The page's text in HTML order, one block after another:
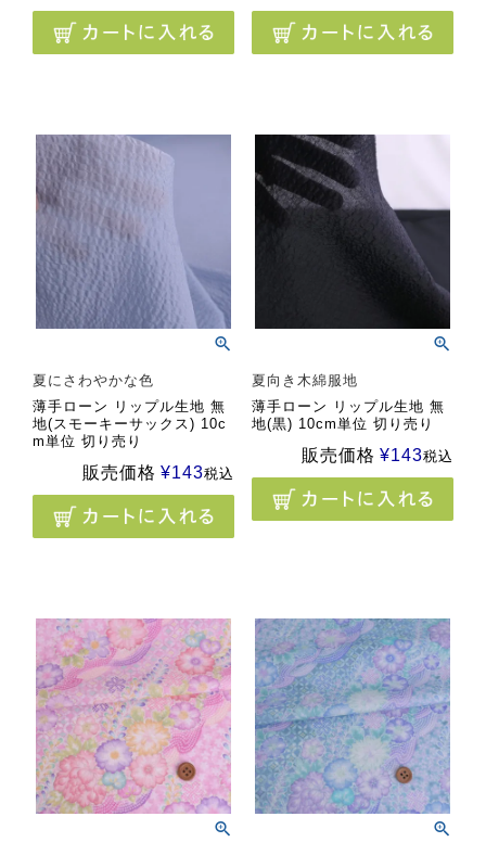
夏にさわやかな色
薄手ローン リップル生地 無
地(スモーキーサックス) 10c
m単位 切り売り
販売価格 ¥143税込
夏向き木綿服地
薄手ローン リップル生地 無
地(黒) 10cm単位 切り売り
販売価格 ¥143税込